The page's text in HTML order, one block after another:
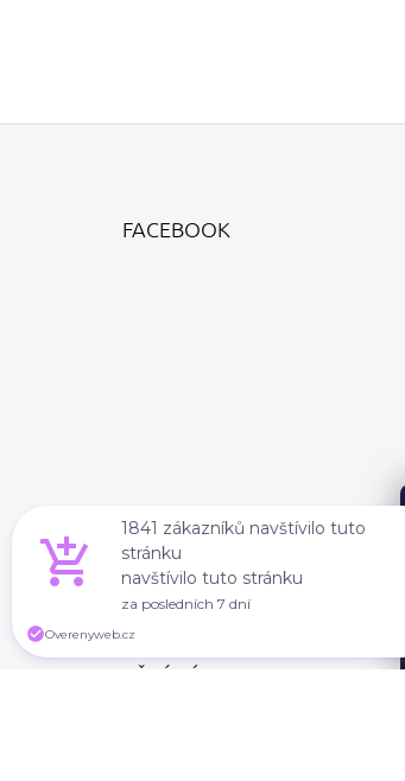
FACEBOOK
PŘIJÍMÁME ONLINE PLATBY
1841 zákazníků navštívilo tuto
stránku
navštívilo tuto stránku
za posledních 7 dní
Overenyweb.cz